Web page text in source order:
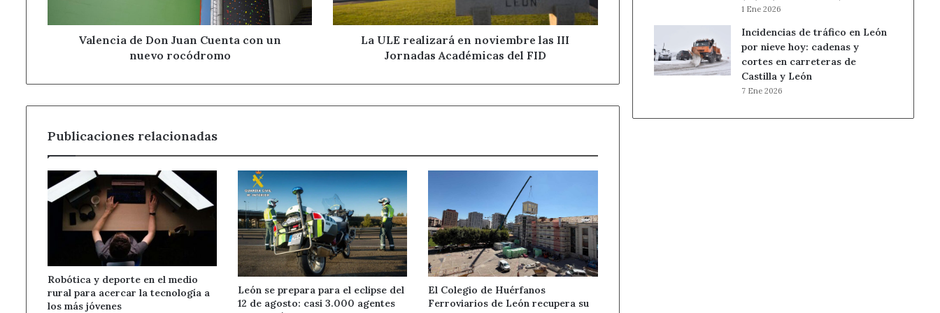
rocódromo
Valencia de Don Juan Cuenta con un
nuevo rocódromo
Jornadas
Académicas
La ULE realizará en noviembre las III
Jornadas Académicas del FID
Publicaciones relacionadas
Robótica y deporte en el medio
rural para acercar la tecnología a
los más jóvenes
León se prepara para el eclipse del
12 de agosto: casi 3.000 agentes
El Colegio de Huérfanos
Ferroviarios de León recupera su
1 Ene 2026
Incidencias de tráfico en León
por nieve hoy: cadenas y
cortes en carreteras de
Castilla y León
7 Ene 2026